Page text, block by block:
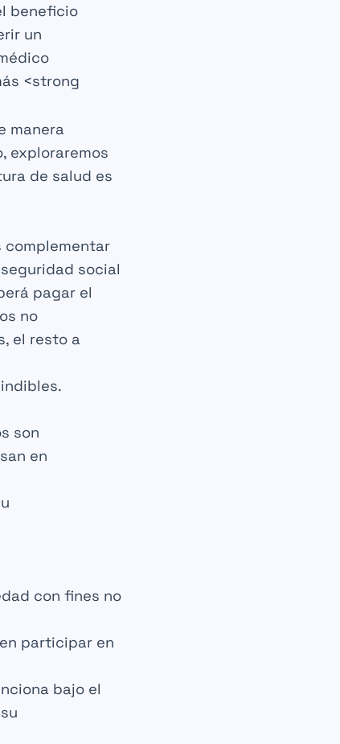
beneficio
un
<strong
manera
exploraremos
de salud es
complementar
social
pagar el
no
el resto a
son
en
con fines no
participar en
bajo el